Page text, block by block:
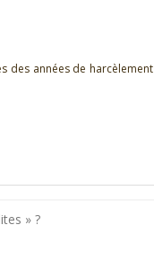
des années de harcèlement
» ?